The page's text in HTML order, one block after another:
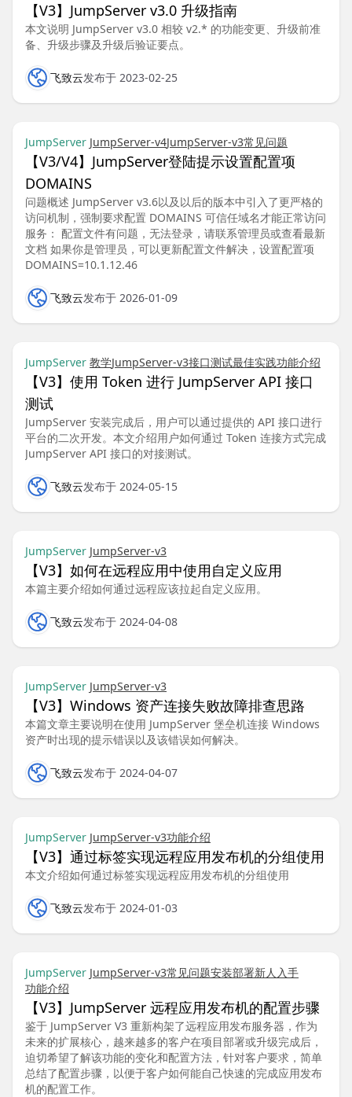
【V3】JumpServer v3.0 升级指南
本文说明 JumpServer v3.0 相较 v2.* 的功能变更、升级前准
备、升级步骤及升级后验证要点。
飞致云发布于 2023-02-25
JumpServer JumpServer-v4JumpServer-v3常见问题
【V3/V4】JumpServer登陆提示设置配置项
DOMAINS
问题概述 JumpServer v3.6以及以后的版本中引入了更严格的
访问机制，强制要求配置 DOMAINS 可信任域名才能正常访问
服务： 配置文件有问题，无法登录，请联系管理员或查看最新
文档 如果你是管理员，可以更新配置文件解决，设置配置项
DOMAINS=10.1.12.46
飞致云发布于 2026-01-09
JumpServer 教学JumpServer-v3接口测试最佳实践功能介绍
【V3】使用 Token 进行 JumpServer API 接口
测试
JumpServer 安装完成后，用户可以通过提供的 API 接口进行
平台的二次开发。本文介绍用户如何通过 Token 连接方式完成
JumpServer API 接口的对接测试。
飞致云发布于 2024-05-15
JumpServer JumpServer-v3
【V3】如何在远程应用中使用自定义应用
本篇主要介绍如何通过远程应该拉起自定义应用。
飞致云发布于 2024-04-08
JumpServer JumpServer-v3
【V3】Windows 资产连接失败故障排查思路
本篇文章主要说明在使用 JumpServer 堡垒机连接 Windows
资产时出现的提示错误以及该错误如何解决。
飞致云发布于 2024-04-07
JumpServer JumpServer-v3功能介绍
【V3】通过标签实现远程应用发布机的分组使用
本文介绍如何通过标签实现远程应用发布机的分组使用
飞致云发布于 2024-01-03
JumpServer JumpServer-v3常见问题安装部署新人入手
功能介绍
【V3】JumpServer 远程应用发布机的配置步骤
鉴于 JumpServer V3 重新构架了远程应用发布服务器，作为
未来的扩展核心，越来越多的客户在项目部署或升级完成后，
迫切希望了解该功能的变化和配置方法，针对客户要求，简单
总结了配置步骤，以便于客户如何能自己快速的完成应用发布
机的配置工作。